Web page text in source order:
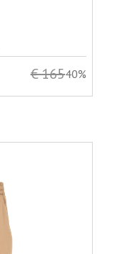
€ 16540%